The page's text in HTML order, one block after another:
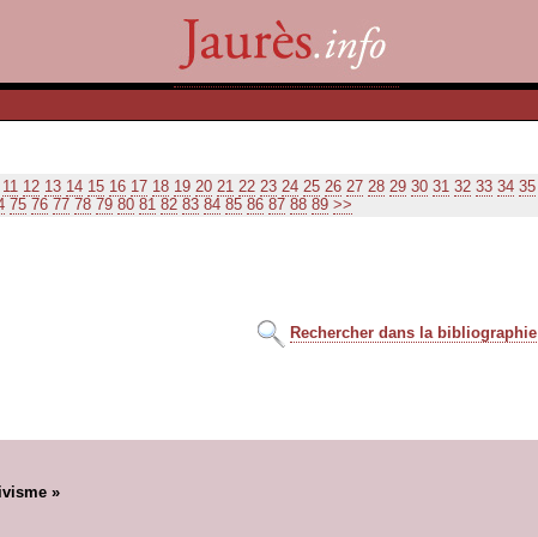
11 12 13 14 15 16 17 18 19 20 21 22 23 24 25 26 27 28 29 30 31 32 33 34 35
75 76 77 78 79 80 81 82 83 84 85 86 87 88 89 >>
Rechercher dans la bibliographie
»